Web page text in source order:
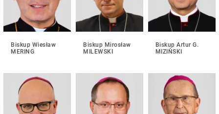
Biskup Wiesław
MERING
Biskup Mirosław
MILEWSKI
Biskup Artur G.
MIZIŃSKI